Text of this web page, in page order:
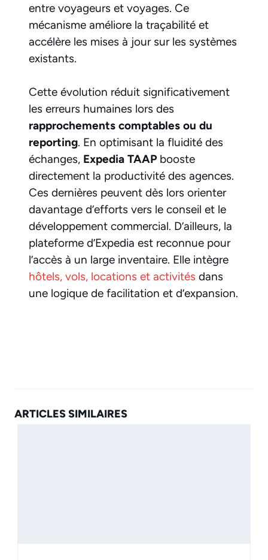
entre voyageurs et voyages. Ce
mécanisme améliore la traçabilité et
accélère les mises à jour sur les systèmes
existants.
Cette évolution réduit significativement
les erreurs humaines lors des
rapprochements comptables ou du
reporting. En optimisant la fluidité des
échanges, Expedia TAAPbooste
directement la productivité des agences.
Ces dernières peuvent dès lors orienter
davantage d’efforts vers le conseil et le
développement commercial. D’ailleurs, la
plateforme d’Expedia est reconnue pour
l’accès à un large inventaire. Elle intègre
hôtels, vols, locations et activités dans
une logique de facilitation et d’expansion.
ARTICLES SIMILAIRES